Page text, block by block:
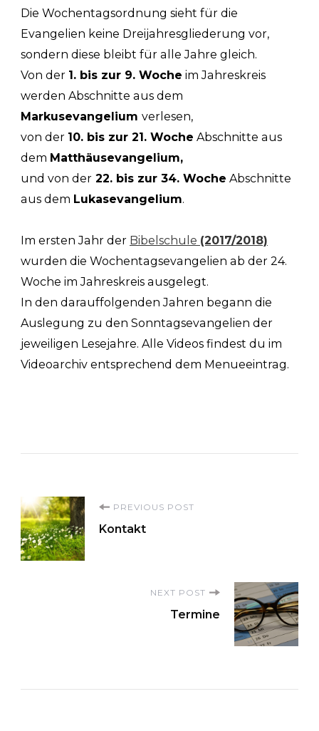
Die Wochentagsordnung sieht für die
Evangelien keine Dreijahresgliederung vor,
sondern diese bleibt für alle Jahre gleich.
Von der 1. bis zur 9. Woche im Jahreskreis
werden Abschnitte aus dem
Markusevangelium verlesen,
von der 10. bis zur 21. Woche Abschnitte aus
dem Matthäusevangelium,
und von der 22. bis zur 34. Woche Abschnitte
aus dem Lukasevangelium.
Im ersten Jahr der Bibelschule (2017/2018)
wurden die Wochentagsevangelien ab der 24.
Woche im Jahreskreis ausgelegt.
In den darauffolgenden Jahren begann die
Auslegung zu den Sonntagsevangelien der
jeweiligen Lesejahre. Alle Videos findest du im
Videoarchiv entsprechend dem Menueeintrag.
Post
Navigation
PREVIOUS POST
Kontakt
NEXT POST
Termine